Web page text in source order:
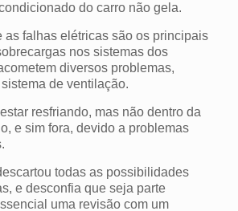
do carro não gela.
as falhas elétricas são os principais
nos sistemas dos
diversos problemas,
de ventilação.
resfriando, mas não dentro da
e sim fora, devido a problemas
todas as possibilidades
e desconfia que seja parte
uma revisão com um